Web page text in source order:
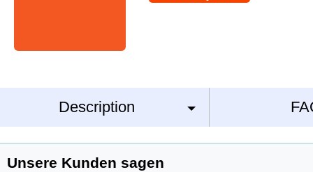
Description
Unsere Kunden sagen